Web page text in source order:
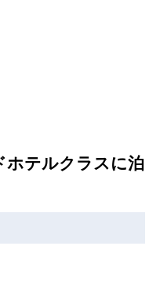
ホテルクラスに泊